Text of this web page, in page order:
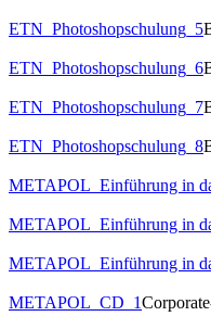
ETN_Photoshopschulung_5
ETN_Photoshopschulung_6
ETN_Photoshopschulung_7
ETN_Photoshopschulung_8
METAPOL_Einführung in
METAPOL_Einführung in
METAPOL_Einführung in
METAPOL_CD_1